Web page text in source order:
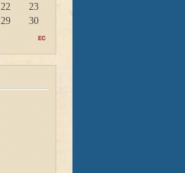
22
23
29
30